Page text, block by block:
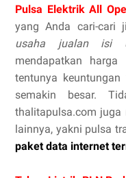
Pulsa Elektrik All
yang Anda cari-cari
usaha jualan isi
mendapatkan
tentunya
semakin besar.
thalitapulsa.com juga
lainnya, yakni pulsa
paket data internet